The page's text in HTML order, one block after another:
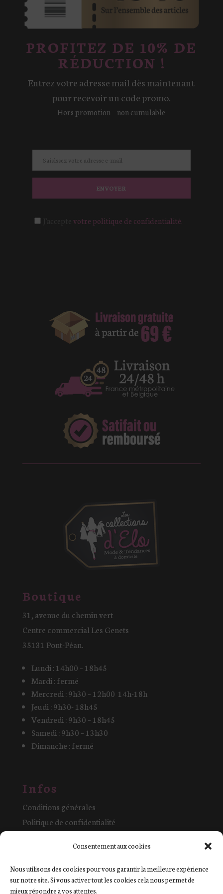
Consentement aux cookies
Nous utilisons des cookies pour vous garantir la meilleure expérience
sur notre site. Si vous activer tout les cookies cela nous permet de
mieux répondre à vos attentes.
PROFITEZ DE 10% DE
RÉDUCTION !
Entrez votre adresse mail dès maintenant
pour recevoir un code promo.
Hors promotion – non cumulable
ENVOYER
votre politique de confidentialité.
Boutique
31, avenue du chemin vert
Centre commercial Les Genets
35131 Pont-Péan.
Lundi : 14h00 – 18h45
Mardi : fermé
Mercredi : 9h30 – 12h00 14h-18h
Jeudi : 9h30- 18h45
Vendredi : 9h30 – 18h45
Samedi : 9h30 – 13h30
Dimanche : fermé
Infos
Conditions générales
Politique de confidentialité
Contact